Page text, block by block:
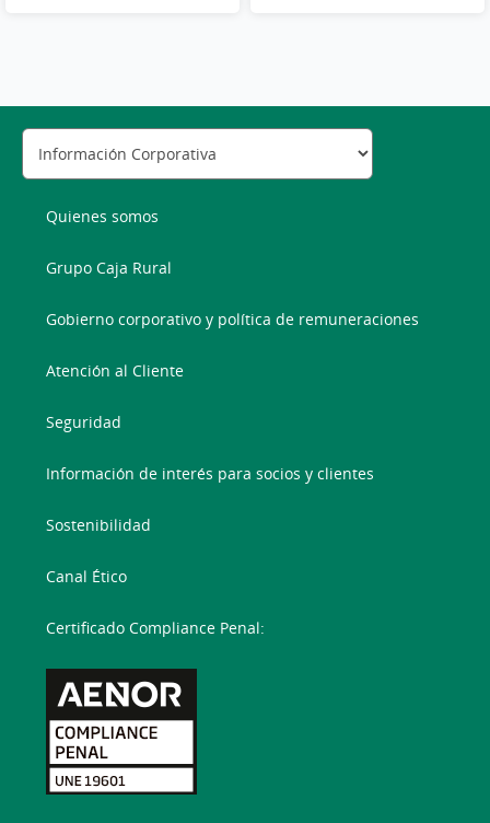
Quienes somos
Grupo Caja Rural
Gobierno corporativo y política de remuneraciones
Atención al Cliente
Seguridad
Información de interés para socios y clientes
Sostenibilidad
Canal Ético
Certificado Compliance Penal: